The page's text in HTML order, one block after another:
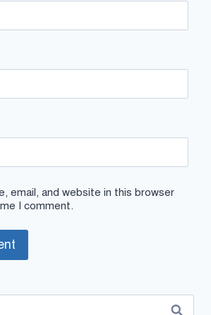
email, and website in this browser
I comment.